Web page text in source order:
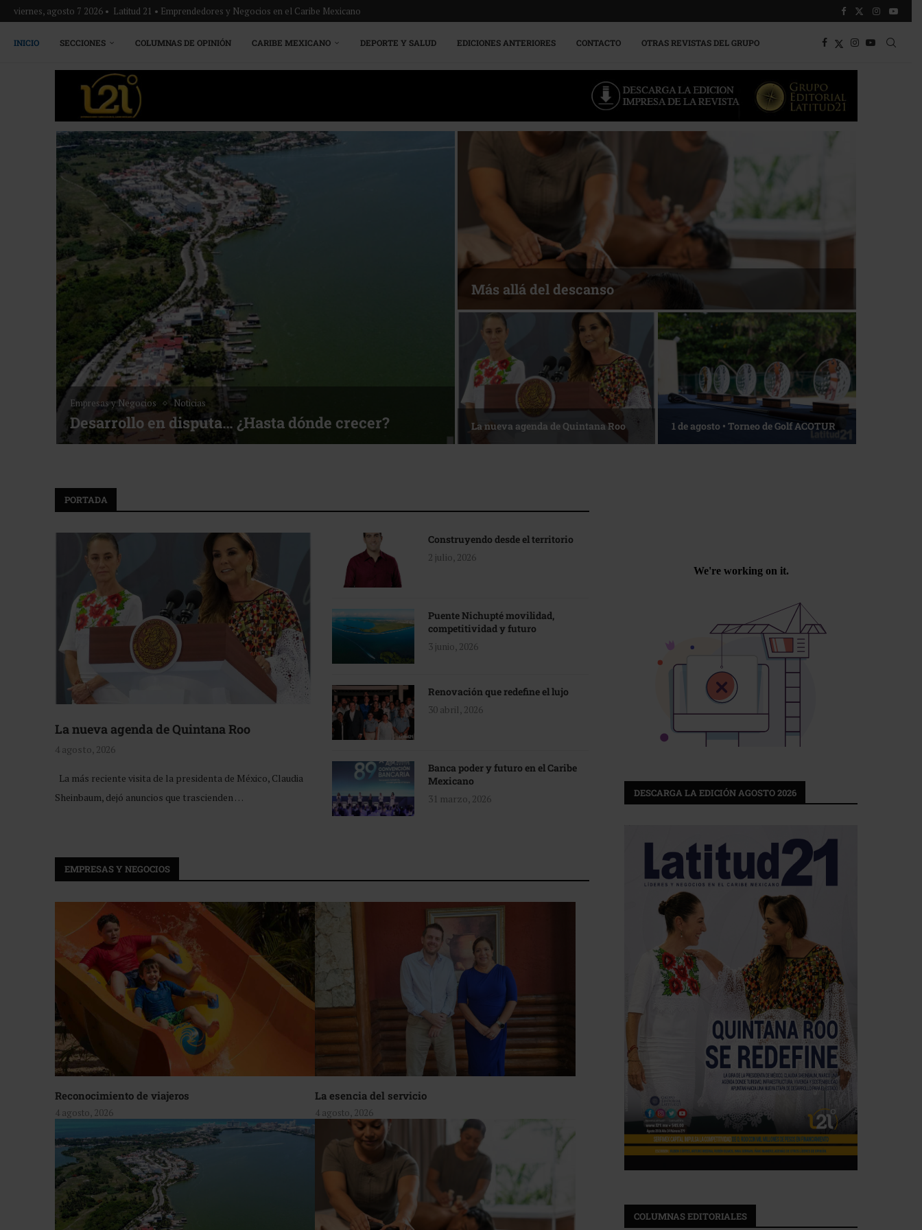
viernes, agosto 7 2026 • Latitud 21 • Emprendedores y Negocios en el Caribe Mexicano
INICIO SECCIONES COLUMNAS DE OPINIÓN CARIBE MEXICANO DEPORTE Y SALUD EDICIONES ANTERIORES CONTACTO OTRAS REVISTAS DEL GRUPO
Noticias
Bottega, un viaje servido a la mesa
Energía que Impulsa la competitividad
Reconocimiento de viajeros La esencia del servicio
PORTADA
La nueva agenda de Quintana Roo
4 agosto, 2026
La más reciente visita de la presidenta de México, Claudia
Sheinbaum, dejó anuncios que trascienden …
Construyendo desde el territorio
2 julio, 2026
Puente Nichupté movilidad,
competitividad y futuro
3 junio, 2026
Renovación que redefine el lujo
30 abril, 2026
Banca poder y futuro en el Caribe
Mexicano
31 marzo, 2026
EMPRESAS Y NEGOCIOS
Reconocimiento de viajeros
4 agosto, 2026
La esencia del servicio
4 agosto, 2026
DESCARGA LA EDICIÓN AGOSTO 2026
COLUMNAS EDITORIALES